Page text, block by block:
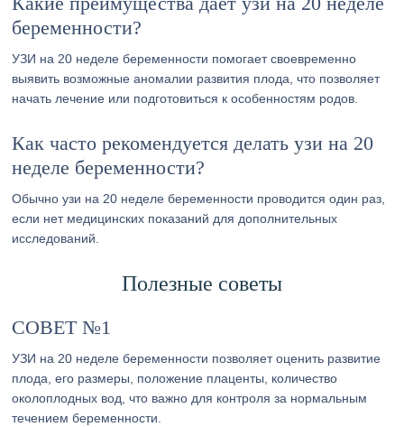
беременности?
УЗИ на 20 неделе беременности помогает своевременно
выявить возможные аномалии развития плода, что позволяет
начать лечение или подготовиться к особенностям родов.
Как часто рекомендуется делать узи на 20
неделе беременности?
Обычно узи на 20 неделе беременности проводится один раз,
если нет медицинских показаний для дополнительных
исследований.
Полезные советы
СОВЕТ №1
УЗИ на 20 неделе беременности позволяет оценить развитие
плода, его размеры, положение плаценты, количество
околоплодных вод, что важно для контроля за нормальным
течением беременности.